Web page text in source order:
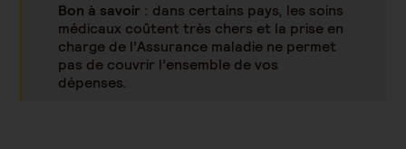
Bon à savoir : dans certains pays, les soins
médicaux coûtent très chers et la prise en
charge de l’Assurance maladie ne permet
pas de couvrir l’ensemble de vos
dépenses.